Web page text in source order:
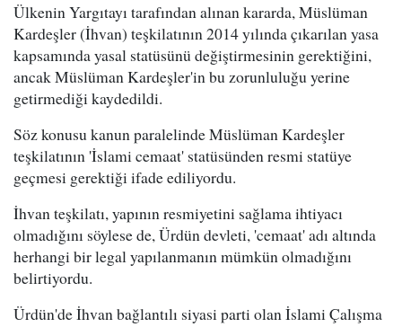
Ülkenin Yargıtayı tarafından alınan kararda, Müslüman
Kardeşler (İhvan) teşkilatının 2014 yılında çıkarılan yasa
kapsamında yasal statüsünü değiştirmesinin gerektiğini,
ancak Müslüman Kardeşler'in bu zorunluluğu yerine
getirmediği kaydedildi.
Söz konusu kanun paralelinde Müslüman Kardeşler
teşkilatının 'İslami cemaat' statüsünden resmi statüye
geçmesi gerektiği ifade ediliyordu.
İhvan teşkilatı, yapının resmiyetini sağlama ihtiyacı
olmadığını söylese de, Ürdün devleti, 'cemaat' adı altında
herhangi bir legal yapılanmanın mümkün olmadığını
belirtiyordu.
Ürdün'de İhvan bağlantılı siyasi parti olan İslami Çalışma